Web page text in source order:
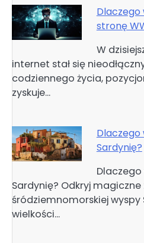
stronę
W
internet stał się
codziennego życia,
zyskuje…
Sardynię?
Sardynię? Odkryj magiczne
śródziemnomorskiej
wielkości…